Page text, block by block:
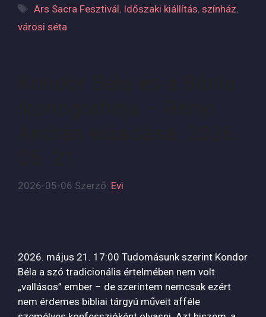
Címkék
Ars Sacra Fesztivál, Időszaki kiállítás,színház,
városi séta
2026-05-06 Szerző: Evi
2026. május 21. 17:00 Tudomásunk szerint Kondor
Béla a szó tradicionális értelmében nem volt
„vallásos” ember – de szerintem nemcsak ezért
nem érdemes bibliai tárgyú műveit afféle